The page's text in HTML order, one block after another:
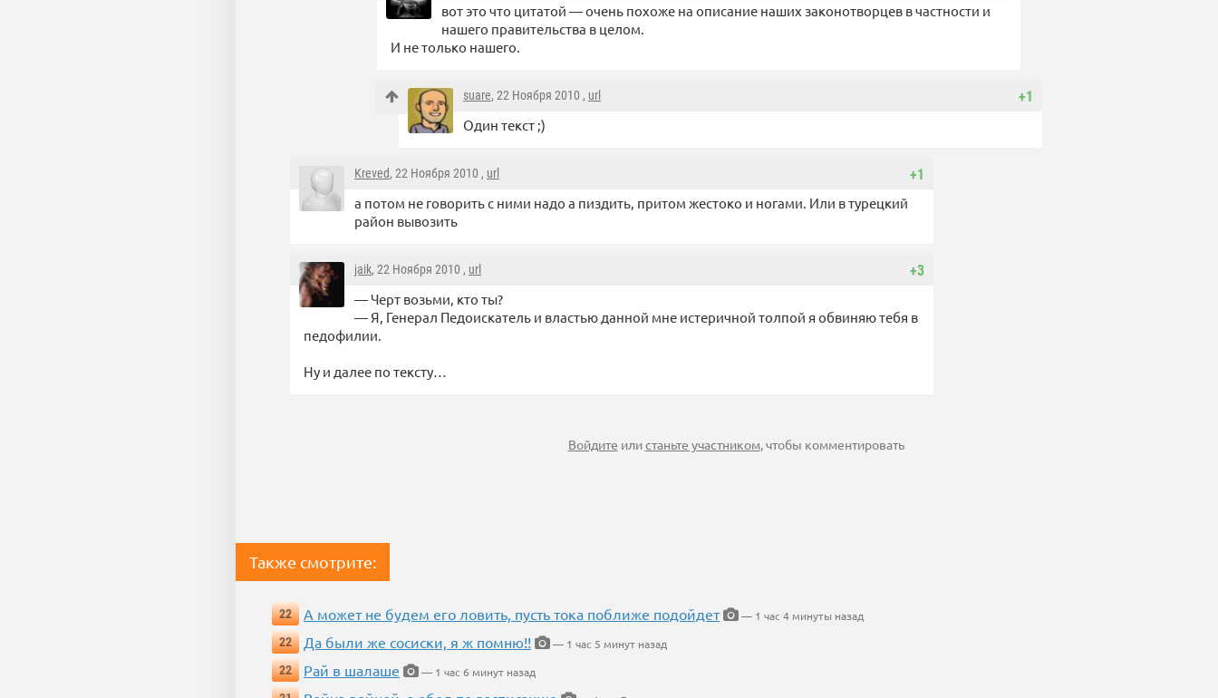
вот это что цитатой — очень похоже на описание наших законотворцев в частности и
нашего правительства в целом.
И не только нашего.
+1
suare, 22 Ноября 2010 , url
Один текст ;)
+1
Kreved, 22 Ноября 2010 , url
а потом не говорить с ними надо а пиздить, притом жестоко и ногами. Или в турецкий
район вывозить
+3
jaik, 22 Ноября 2010 , url
— Черт возьми, кто ты?
— Я, Генерал Педоискатель и властью данной мне истеричной толпой я обвиняю тебя в
педофилии.
Ну и далее по тексту…
Войдите илистаньте участником, чтобы комментировать
Также смотрите:
22 А может не будем его ловить, пусть тока поближе подойдет
— 1 час 4 минуты назад
22
Да были же сосиски, я ж помню!!
— 1 час 5 минут назад
22
Рай в шалаше
— 1 час 6 минут назад